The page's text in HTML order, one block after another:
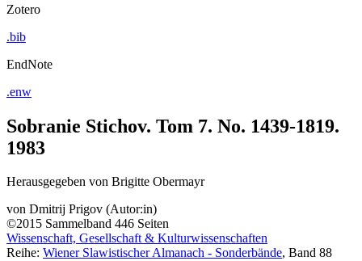
Zotero
.bib
EndNote
.enw
Sobranie Stichov. Tom 7. No. 1439-1819.
1983
Herausgegeben von Brigitte Obermayr
von Dmitrij Prigov (Autor:in)
©2015 Sammelband 446 Seiten
Wissenschaft, Gesellschaft & Kulturwissenschaften
Reihe: Wiener Slawistischer Almanach - Sonderbände, Band 88